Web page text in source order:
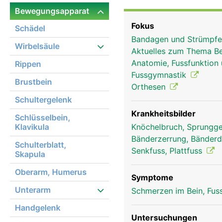
Bewegungsapparat
Schädel
Wirbelsäule
Rippen
Brustbein
Schultergelenk
Schlüsselbein,
Klavikula
Schulterblatt,
Skapula
Oberarm, Humerus
Unterarm
Handgelenk
Gelenkschmiere
und durch starke innen
und Wadenbein durch
Sprunggelenk ist für
und das Abstossen
Körper, da bei
auf den Fuss einwirkt.
Fusses und gleicht
Fokus
Bandagen und Strümpfe
Aktuelles zum Thema
Anatomie, Fussfunktion
Fussgymnastik
Orthesen
Krankheitsbilder
Knöchelbruch,
Bänderzerrung,
Senkfuss, Plattfuss
Symptome
Schmerzen im Bein,
Untersuchungen